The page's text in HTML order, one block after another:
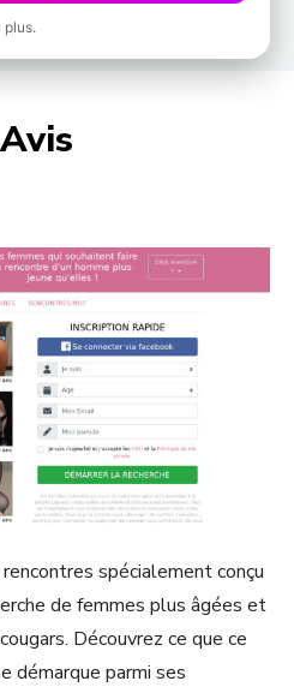
plus.
spécialement conçu
de femmes plus âgées et
Découvrez ce que ce
démarque parmi ses